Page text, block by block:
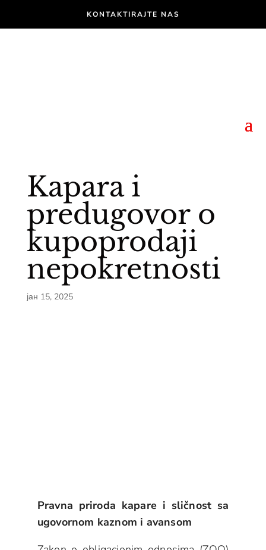
KONTAKTIRAJTE NAS
Kapara i
predugovor o
kupoprodaji
nepokretnosti
јан 15, 2025
Pravna priroda kapare i sličnost sa
ugovornom kaznom i avansom